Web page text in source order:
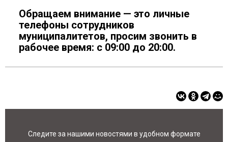
Обращаем внимание — это личные
телефоны сотрудников
муниципалитетов, просим звонить в
рабочее время: с 09:00 до 20:00.
Следите за нашими новостями в удобном формате